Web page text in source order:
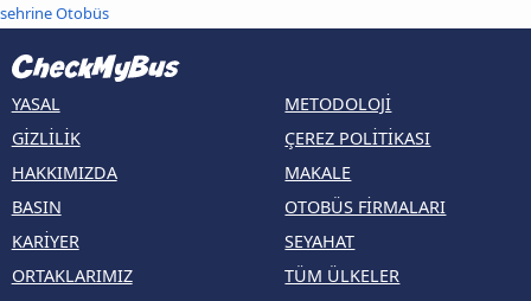
sehrine Otobüs
YASAL
GIZLILIK
HAKKIMIZDA
BASIN
KARIYER
ORTAKLARIMIZ
METODOLOJI
ÇEREZ POLITIKASI
MAKALE
OTOBÜS FIRMALARI
SEYAHAT
TÜM ÜLKELER